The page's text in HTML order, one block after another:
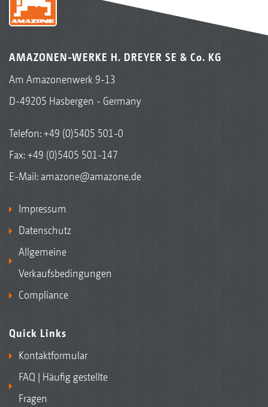
AMAZONEN-WERKE H. DREYER SE & Co. KG
Am Amazonenwerk 9-13
D-49205 Hasbergen - Germany
Telefon:+49 (0)5405 501-0
Fax: +49 (0)5405 501-147
E-Mail: amazone@amazone.de
Impressum
Datenschutz
Allgemeine
Verkaufsbedingungen
Compliance
Quick Links
Kontaktformular
FAQ | Häufig gestellte
Fragen